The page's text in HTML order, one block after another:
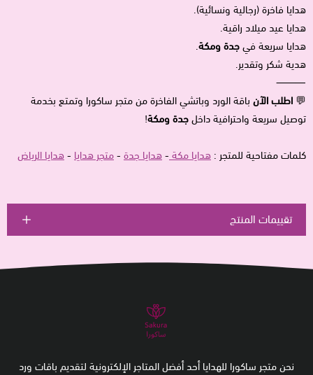
هدايا فاخرة (رجالية ونسائية).
هدايا عيد ميلاد راقية.
هدايا سريعة فيجدة ومكة.
هدية شكر وتقدير.
⸻
💬 اطلب الآن باقة الورد وباتشي الفاخرة من متجر ساكورا وتمتع بخدمة
توصيل سريعة واحترافية داخلجدة ومكة!
كلمات مفتاحية للمتجر : هدايا مكة -هدايا جدة -متجر هدايا -هدايا الرياض
تقييمات المنتج
نحن متجر ساكورا للهدايا أحد أفضل المتاجر الإلكترونية لتقديم باقات ورد